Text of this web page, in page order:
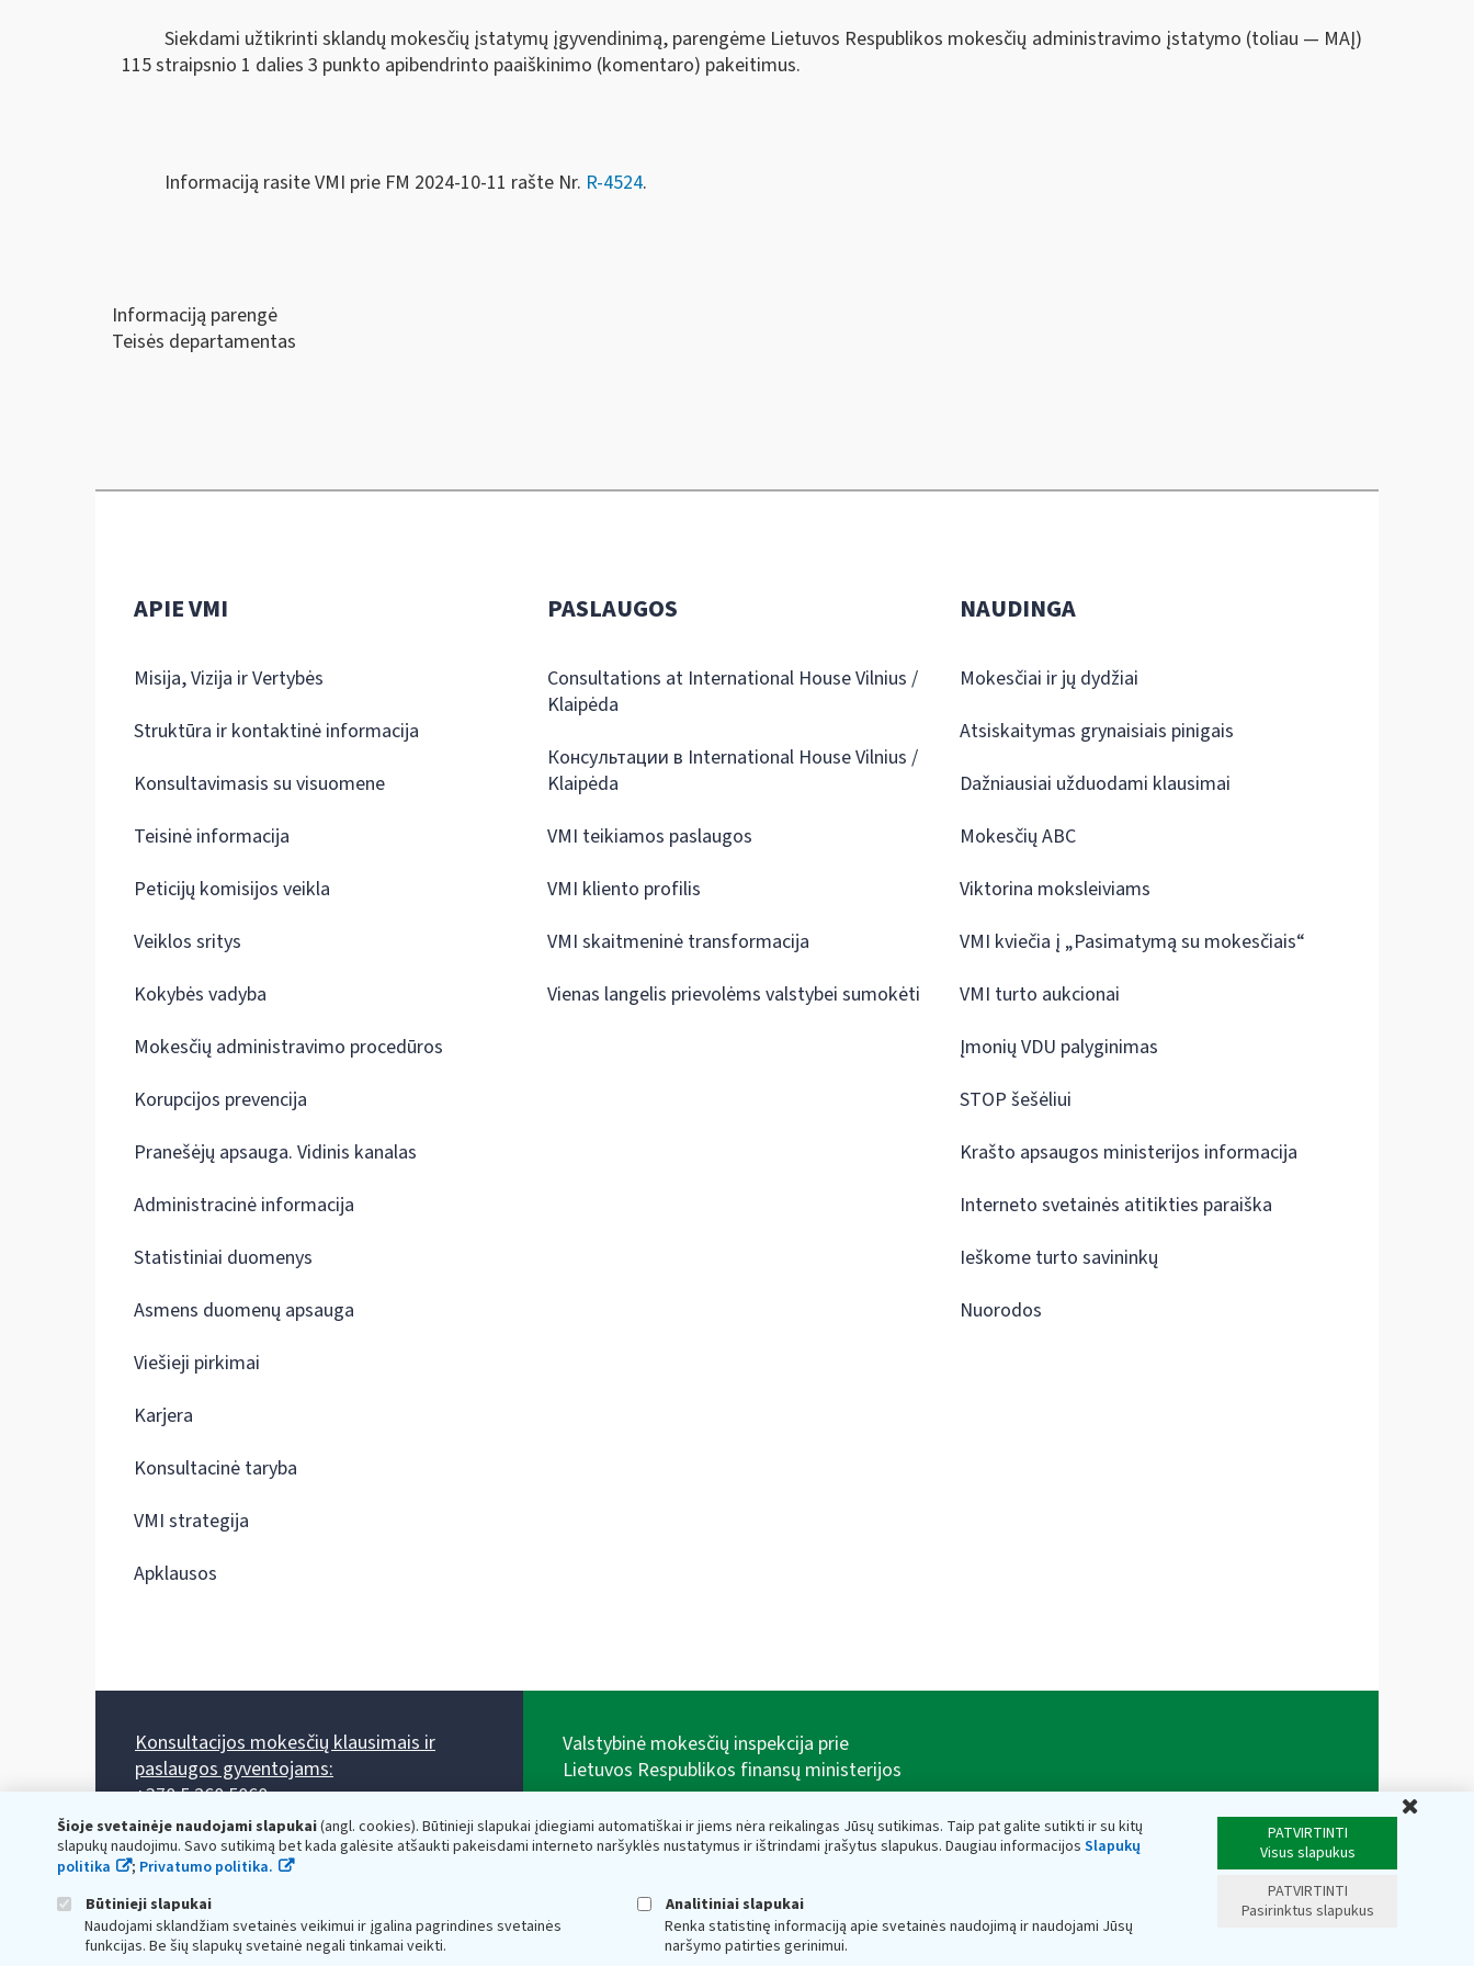
Siekdami užtikrinti sklandų mokesčių įstatymų įgyvendinimą, parengėme Lietuvos Respublikos mokesčių administravimo įstatymo (toliau — MAĮ)
115 straipsnio 1 dalies 3 punkto apibendrinto paaiškinimo (komentaro) pakeitimus.
Informaciją rasite VMI prie FM 2024-10-11 rašte Nr. R-4524.
Informaciją parengė
Teisės departamentas
Šioje svetainėje naudojami slapukai(angl. cookies). Būtinieji slapukai įdiegiami automatiškai ir jiems nėra reikalingas Jūsų sutikimas. Taip pat galite sutikti ir su kitų
slapukų naudojimu. Savo sutikimą bet kada galėsite atšaukti pakeisdami interneto naršyklės nustatymus ir ištrindami įrašytus slapukus. Daugiau informacijos Slapukų
politika
; Privatumo politika.
Būtinieji slapukai
Naudojami sklandžiam svetainės veikimui ir įgalina pagrindines svetainės
funkcijas. Be šių slapukų svetainė negali tinkamai veikti.
Analitiniai slapukai
Renka statistinę informaciją apie svetainės naudojimą ir naudojami Jūsų
naršymo patirties gerinimui.
PATVIRTINTI
Visus slapukus
PATVIRTINTI
Pasirinktus slapukus
APIE VMI
Misija, Vizija ir Vertybės
Struktūra ir kontaktinė informacija
Konsultavimasis su visuomene
Teisinė informacija
Peticijų komisijos veikla
Veiklos sritys
Kokybės vadyba
Mokesčių administravimo procedūros
Korupcijos prevencija
Pranešėjų apsauga. Vidinis kanalas
Administracinė informacija
Statistiniai duomenys
Asmens duomenų apsauga
Viešieji pirkimai
Karjera
Konsultacinė taryba
VMI strategija
Apklausos
PASLAUGOS
Consultations at International House Vilnius /
Klaipėda
Консультации в International House Vilnius /
Klaipėda
VMI teikiamos paslaugos
VMI kliento profilis
VMI skaitmeninė transformacija
Vienas langelis prievolėms valstybei sumokėti
NAUDINGA
Mokesčiai ir jų dydžiai
Atsiskaitymas grynaisiais pinigais
Dažniausiai užduodami klausimai
Mokesčių ABC
Viktorina moksleiviams
VMI kviečia į „Pasimatymą su mokesčiais“
VMI turto aukcionai
Įmonių VDU palyginimas
STOP šešėliui
Krašto apsaugos ministerijos informacija
Interneto svetainės atitikties paraiška
Ieškome turto savininkų
Nuorodos
Konsultacijos mokesčių klausimais ir
paslaugos gyventojams:
+370 5 260 5060
Darbo laikas: I-IV 8.00-17.00, V 8.00-15.45.
Prieššventinę dieną - viena valanda trumpiau.
Kiekvieno mėnesio antrą penktadienį 8.00 val. - 12.00 val.
Mano VMI
Valstybinė mokesčių inspekcija prie
Lietuvos Respublikos finansų ministerijos
adresas: Vasario 16-osios g. 14, 01107 Vilnius, Lietuva,
el.paštas:vmi@vmi.lt, E. pristatymo dėžutės adresas
Lietuvos Respublikos finansų ministerijos kaupiami ir
saugomi Juridinių asmenų registre